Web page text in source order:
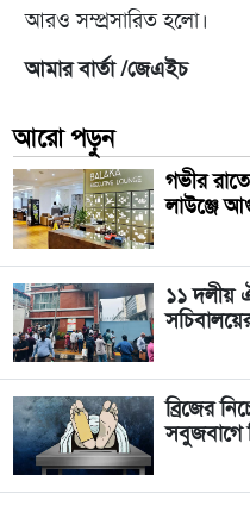
আরও সম্প্রসারিত হলো।
আমার বার্তা /জেএইচ
আরো পড়ুন
গভীর
লাউঞ্জে
১১ দলীয়
ব্রিজের
সবুজবাগে